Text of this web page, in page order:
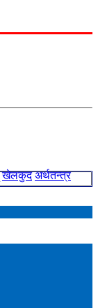
खेलकुद अर्थतन्त्र